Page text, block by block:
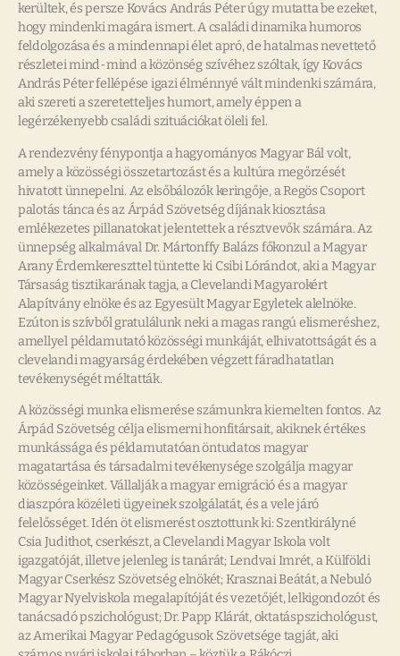
kerültek, és persze Kovács András Péter úgy mutatta be ezeket,
hogy mindenki magára ismert. A családi dinamika humoros
feldolgozása és a mindennapi élet apró, de hatalmas nevettető
részletei mind-mind a közönség szívéhez szóltak, így Kovács
András Péter fellépése igazi élménnyé vált mindenki számára,
aki szereti a szeretetteljes humort, amely éppen a
legérzékenyebb családi szituációkat öleli fel.
A rendezvény fénypontja a hagyományos Magyar Bál volt,
amely a közösségi összetartozást és a kultúra megőrzését
hivatott ünnepelni. Az elsőbálozók keringője, a Regös Csoport
palotás tánca és az Árpád Szövetség díjának kiosztása
emlékezetes pillanatokat jelentettek a résztvevők számára. Az
ünnepség alkalmával Dr. Mártonffy Balázs főkonzul a Magyar
Arany Érdemkereszttel tüntette ki Csibi Lórándot, aki a Magyar
Társaság tisztikarának tagja, a Clevelandi Magyarokért
Alapítvány elnöke és az Egyesült Magyar Egyletek alelnöke.
Ezúton is szívből gratulálunk neki a magas rangú elismeréshez,
amellyel példamutató közösségi munkáját, elhivatottságát és a
clevelandi magyarság érdekében végzett fáradhatatlan
tevékenységét méltatták.
A közösségi munka elismerése számunkra kiemelten fontos. Az
Árpád Szövetség célja elismerni honfitársait, akiknek értékes
munkássága és példamutatóan öntudatos magyar
magatartása és társadalmi tevékenysége szolgálja magyar
közösségeinket. Vállalják a magyar emigráció és a magyar
diaszpóra közéleti ügyeinek szolgálatát, és a vele járó
felelősséget. Idén öt elismerést osztottunk ki: Szentkirályné
Csia Judithot, cserkészt, a Clevelandi Magyar Iskola volt
igazgatóját, illetve jelenleg is tanárát; Lendvai Imrét, a Külföldi
Magyar Cserkész Szövetség elnökét; Krasznai Beátát, a Nebuló
Magyar Nyelviskola megalapítóját és vezetőjét, lelkigondozót és
tanácsadó pszichológust; Dr. Papp Klárát, oktatáspszichológust,
az Amerikai Magyar Pedagógusok Szövetsége tagját, aki